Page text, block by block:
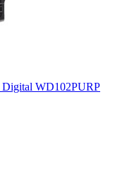
Digital WD102PURP